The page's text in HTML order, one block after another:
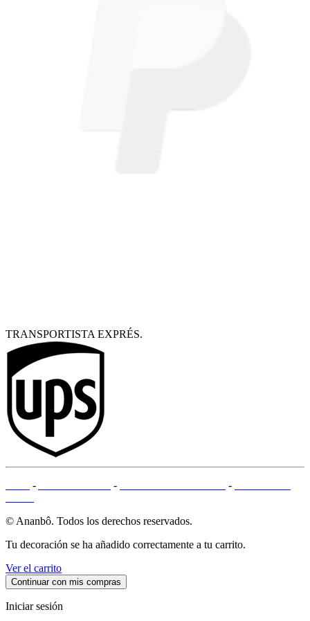
TRANSPORTISTA EXPRÉS.
- - -
© Ananbô. Todos los derechos reservados.
Tu decoración se ha añadido correctamente a tu carrito.
Ver el carrito
Continuar con mis compras
Iniciar sesión